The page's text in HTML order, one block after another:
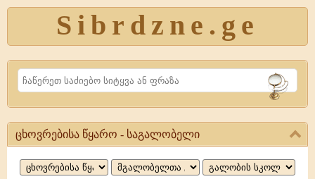
Sibrdzne.ge
Search
ცხოვრებისა
წყარო,
ცხოვრებისა წყარო - საგალობელი